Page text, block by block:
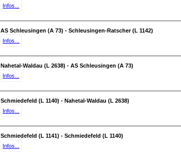
Infos...
AS Schleusingen (A 73) - Schleusingen-Ratscher (L 1142)
Infos...
Nahetal-Waldau (L 2638) - AS Schleusingen (A 73)
Infos...
Schmiedefeld (L 1140) - Nahetal-Waldau (L 2638)
Infos...
Schmiedefeld (L 1141) - Schmiedefeld (L 1140)
Infos...